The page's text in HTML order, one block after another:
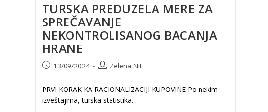
TURSKA PREDUZELA MERE ZA
SPREČAVANJE
NEKONTROLISANOG BACANJA
HRANE
Post13/09/2024
PostZelena Nit
PRVI KORAK KA RACIONALIZACIJI KUPOVINE Po nekim
izveštajima, turska statistika…